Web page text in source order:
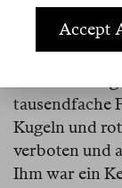
die Zähne
und Arme
geprellt. Ihm
tausendfache
Kugeln und
verboten und
Ihm war ein
Accept